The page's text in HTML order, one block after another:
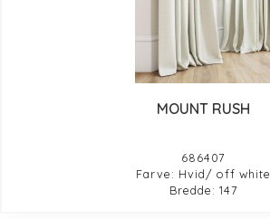
MOUNT RUSH
686407
Farve: Hvid/ off white
Bredde: 147